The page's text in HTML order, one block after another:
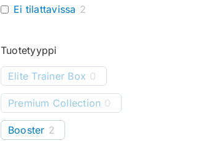
Ei tilattavissa 2
Tuotetyyppi
Elite Trainer Box 0
Premium Collection 0
Booster 2